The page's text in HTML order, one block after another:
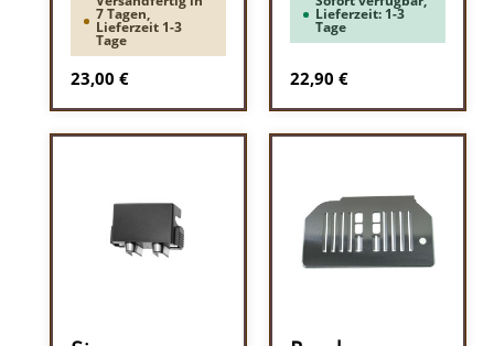
7 Tagen,
Lieferzeit 1-3
Tage
Regulärer Preis:
23,00 €
Lieferzeit: 1-3
Tage
Regulärer Preis:
22,90 €